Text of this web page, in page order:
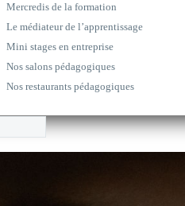
Mercredis de la formation
Le médiateur de l’apprentissage
Mini stages en entreprise
Nos salons pédagogiques
Nos restaurants pédagogiques